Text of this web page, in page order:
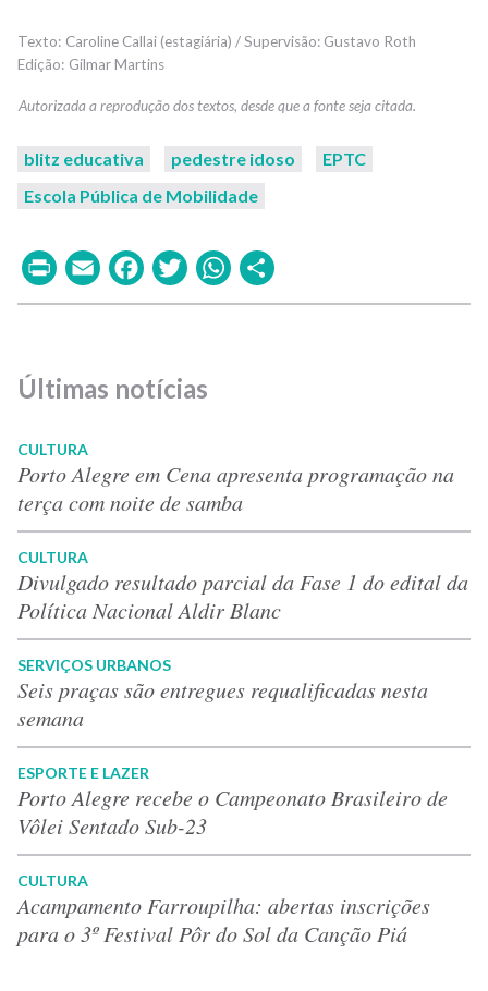
Caroline Callai (estagiária) / Supervisão: Gustavo Roth
Gilmar Martins
blitz educativa pedestre idoso
EPTC
Escola Pública de Mobilidade
PrintEmailFacebook
TwitterWhatsApp
Últimas notícias
CULTURA
Porto Alegre em Cena apresenta programação na
terça com noite de samba
CULTURA
Divulgado resultado parcial da Fase 1 do edital da
Política Nacional Aldir Blanc
SERVIÇOS URBANOS
Seis praças são entregues requalificadas nesta
semana
ESPORTE E LAZER
Porto Alegre recebe o Campeonato Brasileiro de
Vôlei Sentado Sub-23
CULTURA
Acampamento Farroupilha: abertas inscrições
para o 3º Festival Pôr do Sol da Canção Piá